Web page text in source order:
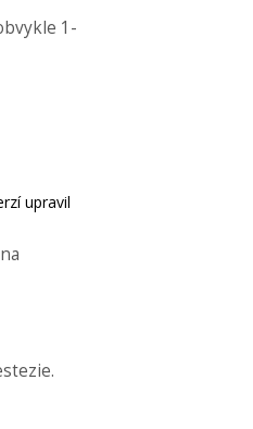
1-
upravil